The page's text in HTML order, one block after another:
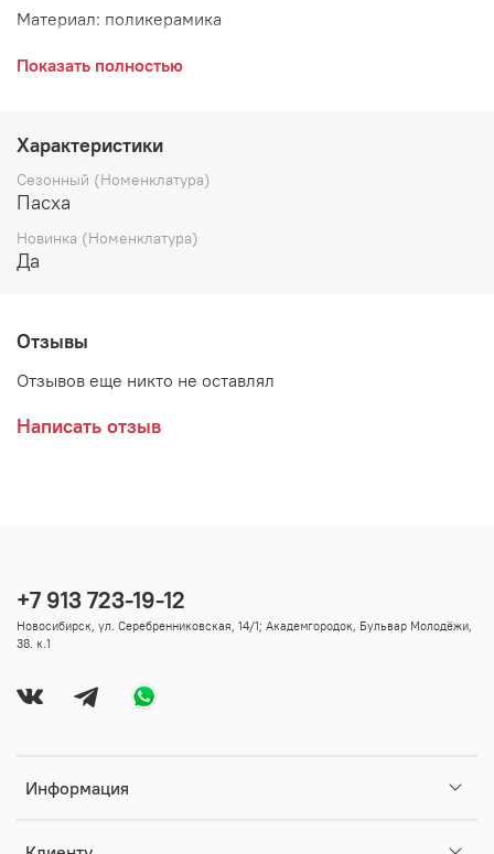
Материал: поликерамика
Страна: Бельгия
Показать полностью
Характеристики
Сезонный (Номенклатура)
Пасха
Новинка (Номенклатура)
Да
Отзывы
Отзывов еще никто не оставлял
Написать отзыв
Информация
+7 913 723-19-12
Новосибирск, ул. Серебренниковская, 14/1; Академгородок, Бульвар Молодёжи,
38. к.1